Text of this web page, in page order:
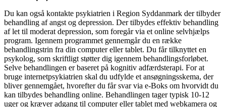
Du kan også kontakte psykiatrien i Region Syddanmark der tilbyder
behandling af angst og depression. Der tilbydes effektiv behandling
af let til moderat depression, som foregår via et online selvhjælps
program. Igennem programmet gennemgår du en række
behandlingstrin fra din computer eller tablet. Du får tilknyttet en
psykolog, som skriftligt støtter dig igennem behandlingsforløbet.
Selve behandlingen er baseret på kognitiv adfærdsterapi. For at
bruge internetpsykiatrien skal du udfylde et ansøgningsskema, der
bliver gennemgået, hvorefter du får svar via e-Boks om hvorvidt du
kan tilbydes behandling online. Behandlingen tager typisk 10-12
uger og kræver adgang til computer eller tablet med webkamera og